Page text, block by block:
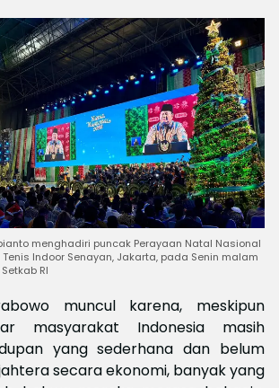
menghadiri puncak Perayaan Natal Nasional
Indoor Senayan, Jakarta, pada Senin malam
RI
muncul karena, meskipun
masyarakat Indonesia masih
yang sederhana dan belum
secara ekonomi, banyak yang